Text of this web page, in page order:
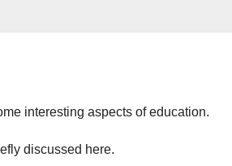
interesting aspects of education.
discussed here.